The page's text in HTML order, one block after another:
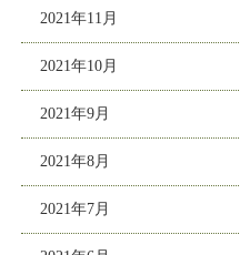
2021年11月
2021年10月
2021年9月
2021年8月
2021年7月